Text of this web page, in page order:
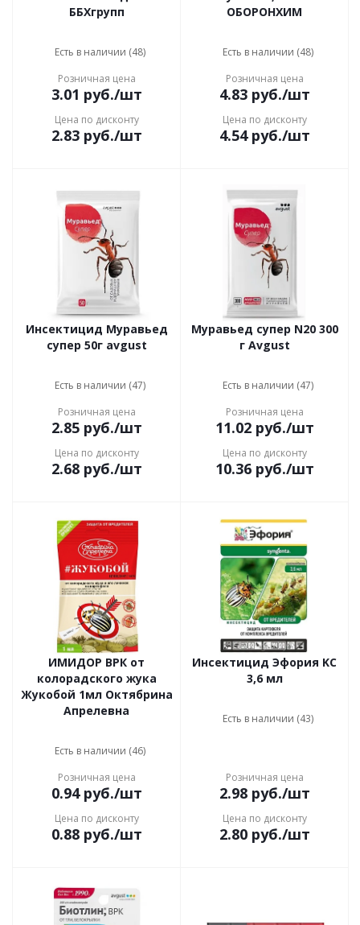
ББХгрупп
Есть в наличии (48)
Розничная цена
3.01 руб./шт
Цена по дисконту
2.83руб./шт
ОБОРОНХИМ
Есть в наличии (48)
Розничная цена
4.83руб./шт
Цена по дисконту
4.54руб./шт
Инсектицид Муравьед
супер 50г avgust
Есть в наличии (47)
Розничная цена
2.85руб./шт
Цена по дисконту
2.68руб./шт
Муравьед супер N20 300
г Avgust
Есть в наличии (47)
Розничная цена
11.02руб./шт
Цена по дисконту
10.36руб./шт
ИМИДОР ВРК от
колорадского жука
Жукобой 1мл Октябрина
Апрелевна
Есть в наличии (46)
Розничная цена
0.94руб./шт
Цена по дисконту
0.88руб./шт
Инсектицид Эфopия KС
3,6 мл
Есть в наличии (43)
Розничная цена
2.98руб./шт
Цена по дисконту
2.80руб./шт